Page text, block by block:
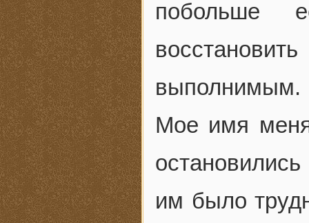
побольше
выполнимым.
Мое имя
им было